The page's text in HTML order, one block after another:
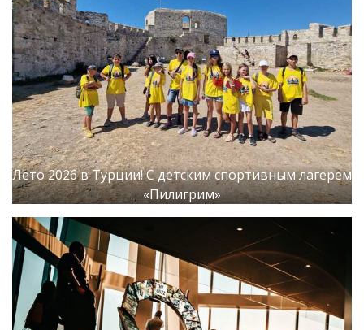
Лето 2026 в Турции! С детским спортивным лагерем
«Пилигрим»